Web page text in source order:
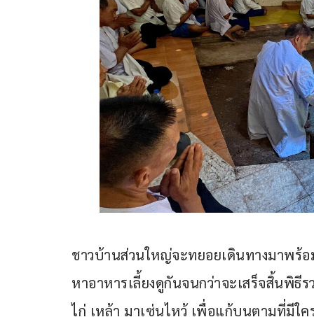
ชาวบ้านส่วนใหญ่จะทยอยเดินทางมาพร้อ
หาอาหารเลี้ยงดูกันจนกว่าจะเสร็จสิ้นพิธี
ไก่ เหล้า มาเซ่นไหว้ เพื่อแก้บนตามที่มีใ